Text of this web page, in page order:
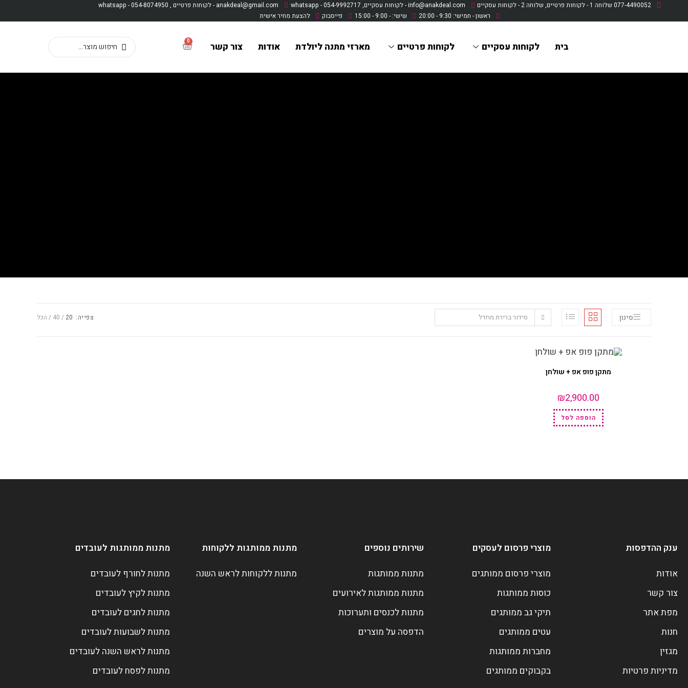
077-4490052 שלוחה 1 - לקוחות פרטיים, שלוחה 2 - לקוחות עסקיים info@anakdeal.com - לקוחות עסקיים, whatsapp - 054-9992717
anakdeal@gmail.com - לקוחות פרטיים , whatsapp - 054-8074950
ראשון - חמישי: 9:30 - 20:00
שישי: - 9:00 - 15:00 פייסבוק להצעת מחיר אישית
בית לקוחות עסקיים לקוחות פרטיים מארזי מתנה ליולדת אודות צור קשר 0
סינון סידור ברירת מחדל צפייה: 20
40 הכל
מתקן פופ אפ + שולחן
₪2,900.00
הוספה לסל
ענק ההדפסות
אודות
צור קשר
מפת אתר
חנות
מגזין
מדיניות פרטיות
מוצרי פרסום לעסקים
מוצרי פרסום ממותגים
כוסות ממותגות
תיקי גב ממותגים
עטים ממותגים
מחברות ממותגות
בקבוקים ממותגים
שירותים נוספים
מתנות ממותגות
מתנות ממותגות לאירועים
מתנות לכנסים ותערוכות
הדפסה על מוצרים
מתנות ממותגות ללקוחות
מתנות ללקוחות לראש השנה
מתנות ממותגות לעובדים
מתנות לחורף לעובדים
מתנות לקיץ לעובדים
מתנות לחגים לעובדים
מתנות לשבועות לעובדים
מתנות לראש השנה לעובדים
מתנות לפסח לעובדים